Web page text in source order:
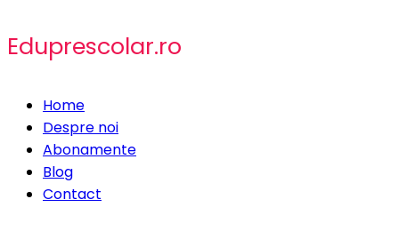
Eduprescolar.ro
Home
Despre noi
Abonamente
Blog
Contact